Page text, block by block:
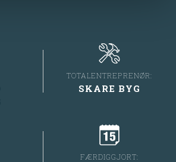
TOTALENTREPRENØR:
SKARE BYG
FÆRDIGGJORT: